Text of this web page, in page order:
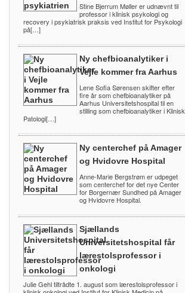
Stine Bjerrum Møller er udnævnt til
professor i klinisk psykologi og
recovery i psykiatrisk praksis ved Institut for Psykologi
på[…]
Ny chefbioanalytiker i
Vejle kommer fra Aarhus
Lene Sofia Sørensen skifter efter
fire år som chefbioanalytiker på
Aarhus Universitetshospital til en
stilling som chefbioanalytiker i Klinisk
Patologi[…]
Ny centerchef på Amager
og Hvidovre Hospital
Anne-Marie Bergstrøm er udpeget
som centerchef for det nye Center
for Borgernær Sundhed på Amager
og Hvidovre Hospital.
Sjællands
Universitetshospital får
lærestolsprofessor i
onkologi
Julie Gehl tiltrådte 1. august som lærestolsprofessor i